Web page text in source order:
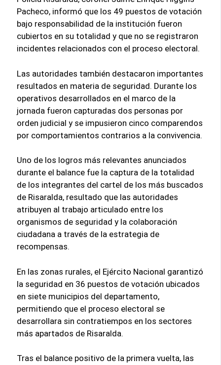
Pacheco, informó que los 49 puestos de votación
bajo responsabilidad de la institución fueron
cubiertos en su totalidad y que no se registraron
incidentes relacionados con el proceso electoral.
Las autoridades también destacaron importantes
resultados en materia de seguridad. Durante los
operativos desarrollados en el marco de la
jornada fueron capturadas dos personas por
orden judicial y se impusieron cinco comparendos
por comportamientos contrarios a la convivencia.
Uno de los logros más relevantes anunciados
durante el balance fue la captura de la totalidad
de los integrantes del cartel de los más buscados
de Risaralda, resultado que las autoridades
atribuyen al trabajo articulado entre los
organismos de seguridad y la colaboración
ciudadana a través de la estrategia de
recompensas.
En las zonas rurales, el Ejército Nacional garantizó
la seguridad en 36 puestos de votación ubicados
en siete municipios del departamento,
permitiendo que el proceso electoral se
desarrollara sin contratiempos en los sectores
más apartados de Risaralda.
Tras el balance positivo de la primera vuelta, las